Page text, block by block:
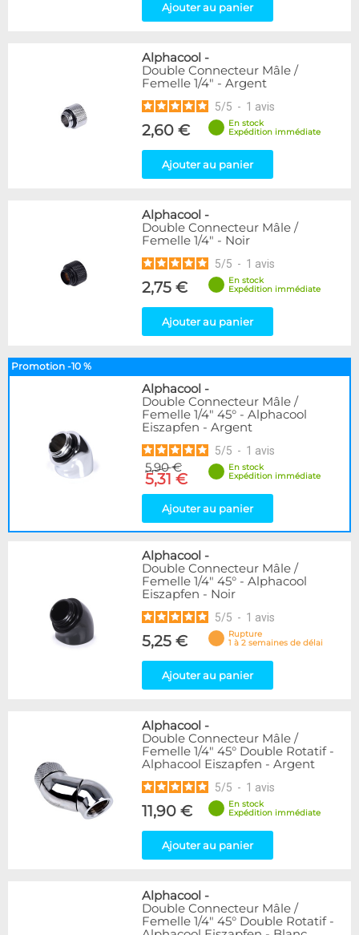
Ajouter au panier
Alphacool -
Double Connecteur Mâle /
Femelle 1/4" - Argent
5/5 - 1 avis
2,60 €
En stock
Expédition immédiate
Ajouter au panier
Alphacool -
Double Connecteur Mâle /
Femelle 1/4" - Noir
5/5 - 1 avis
2,75 €
En stock
Expédition immédiate
Ajouter au panier
Promotion -10 %
Alphacool -
Double Connecteur Mâle /
Femelle 1/4" 45° - Alphacool
Eiszapfen - Argent
5/5 - 1 avis
5,90 €
5,31 €
En stock
Expédition immédiate
Ajouter au panier
Alphacool -
Double Connecteur Mâle /
Femelle 1/4" 45° - Alphacool
Eiszapfen - Noir
5/5 - 1 avis
5,25 €
Rupture
1 à 2 semaines de délai
Ajouter au panier
Alphacool -
Double Connecteur Mâle /
Femelle 1/4" 45° Double Rotatif -
Alphacool Eiszapfen - Argent
5/5 - 1 avis
11,90 €
En stock
Expédition immédiate
Ajouter au panier
Alphacool -
Double Connecteur Mâle /
Femelle 1/4" 45° Double Rotatif -